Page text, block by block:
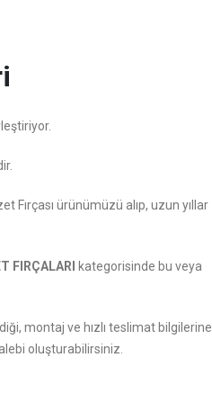
Fırçası ürünümüzü alıp, uzun yıllar
FIRÇALARI
kategorisinde bu veya
montaj ve hızlı teslimat bilgilerine
oluşturabilirsiniz.